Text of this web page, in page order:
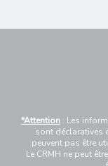
*Attention : Les
sont déclaratives
peuvent pas être
Le CRMH ne peut